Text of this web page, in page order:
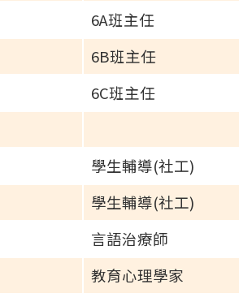
6A班主任
6B班主任
6C班主任
學生輔導(社工)
學生輔導(社工)
言語治療師
教育心理學家